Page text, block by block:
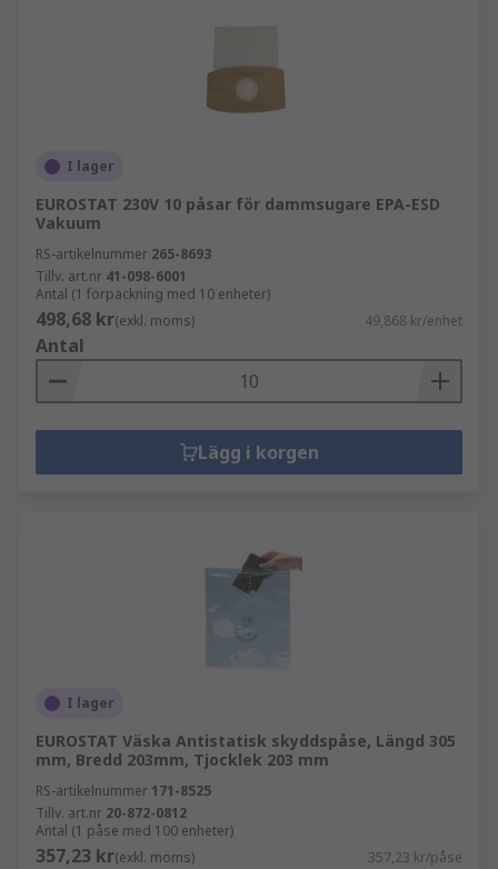
I lager
EUROSTAT 230V 10 påsar för dammsugare EPA-ESD
Vakuum
RS-artikelnummer 265-8693
Tillv. art.nr 41-098-6001
Antal (1 förpackning med 10 enheter)
498,68 kr(exkl. moms) 49,868 kr/enhet
Antal
Lägg i korgen
I lager
EUROSTAT Väska Antistatisk skyddspåse, Längd 305
mm, Bredd 203mm, Tjocklek 203 mm
RS-artikelnummer 171-8525
Tillv. art.nr 20-872-0812
Antal (1 påse med 100 enheter)
357,23 kr(exkl. moms) 357,23 kr/påse